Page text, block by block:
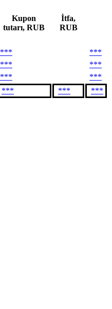
Kupon
tutarı, RUB
İtfa,
RUB
***
***
***
***
***
***
*** ***
***